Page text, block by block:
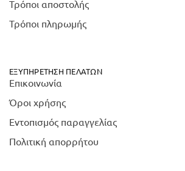
Τρόποι αποστολής
Τρόποι πληρωμής
ΕΞΥΠΗΡΈΤΗΣΗ ΠΕΛΑΤΏΝ
Επικοινωνία
Όροι χρήσης
Εντοπισμός παραγγελίας
Πολιτική απορρήτου